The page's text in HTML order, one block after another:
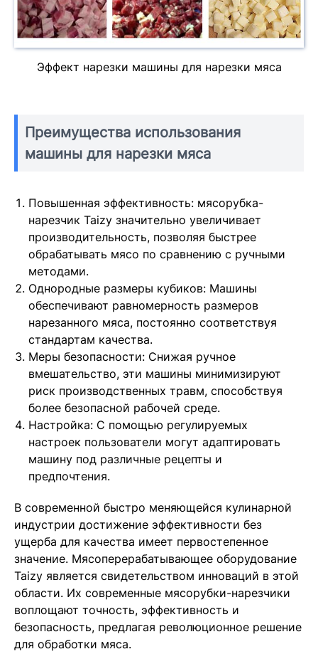
Эффект нарезки машины для нарезки мяса
Преимущества использования
машины для нарезки мяса
Повышенная эффективность: мясорубка-
нарезчик Taizy значительно увеличивает
производительность, позволяя быстрее
обрабатывать мясо по сравнению с ручными
методами.
Однородные размеры кубиков: Машины
обеспечивают равномерность размеров
нарезанного мяса, постоянно соответствуя
стандартам качества.
Меры безопасности: Снижая ручное
вмешательство, эти машины минимизируют
риск производственных травм, способствуя
более безопасной рабочей среде.
Настройка: С помощью регулируемых
настроек пользователи могут адаптировать
машину под различные рецепты и
предпочтения.
В современной быстро меняющейся кулинарной
индустрии достижение эффективности без
ущерба для качества имеет первостепенное
значение. Мясоперерабатывающее оборудование
Taizy является свидетельством инноваций в этой
области. Их современные мясорубки-нарезчики
воплощают точность, эффективность и
безопасность, предлагая революционное решение
для обработки мяса.